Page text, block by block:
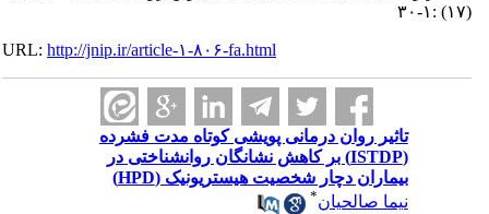
URL:http://jnip.ir/article-۱-۸۰۶-fa.html
تاثیر روان درمانی پویشی کوتاه مدت فشرده
(ISTDP) بر کاهش نشانگان روانشناختی در
بیماران دچار شخصیت هیستریونیک (HPD)
نیما صالحیان *